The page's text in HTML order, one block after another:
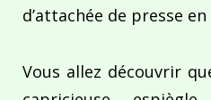
d’attachée de presse
Vous allez découvrir